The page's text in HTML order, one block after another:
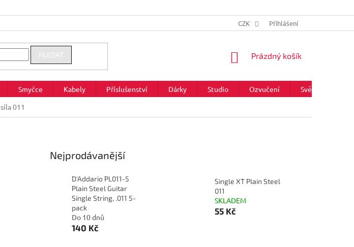
CZK Přihlášení
HLEDAT
NÁKUPNÍ
Prázdný košík
Smyčce Kabely Příslušenství Dárky Studio Ozvučení Světla
síla 011
Nejprodávanější
D'Addario PL011-5
Plain Steel Guitar
Single String, .011 5-
pack
Do 10 dnů
140 Kč
Single XT Plain Steel
011
SKLADEM
55 Kč